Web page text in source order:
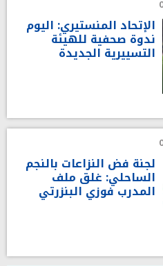
الإتحاد المنستيري: اليوم
ندوة صحفية للهيئة
التسييرية الجديدة
لجنة فض النزاعات بالنجم
الساحلي: غلق ملف
المدرب فوزي البنزرتي